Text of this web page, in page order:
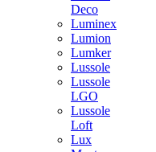
Deco
Luminex
Lumion
Lumker
Lussole
Lussole
LGO
Lussole
Loft
Lux